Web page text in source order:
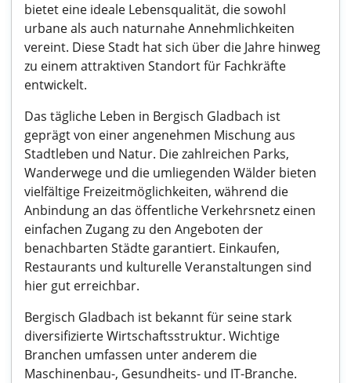
bietet eine ideale Lebensqualität, die sowohl
urbane als auch naturnahe Annehmlichkeiten
vereint. Diese Stadt hat sich über die Jahre hinweg
zu einem attraktiven Standort für Fachkräfte
entwickelt.
Das tägliche Leben in Bergisch Gladbach ist
geprägt von einer angenehmen Mischung aus
Stadtleben und Natur. Die zahlreichen Parks,
Wanderwege und die umliegenden Wälder bieten
vielfältige Freizeitmöglichkeiten, während die
Anbindung an das öffentliche Verkehrsnetz einen
einfachen Zugang zu den Angeboten der
benachbarten Städte garantiert. Einkaufen,
Restaurants und kulturelle Veranstaltungen sind
hier gut erreichbar.
Bergisch Gladbach ist bekannt für seine stark
diversifizierte Wirtschaftsstruktur. Wichtige
Branchen umfassen unter anderem die
Maschinenbau-, Gesundheits- und IT-Branche.